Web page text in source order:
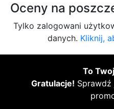
Oceny na
Tylko zalogowani
danych. Kliknij,
To
Gratulacje! Sprawdź